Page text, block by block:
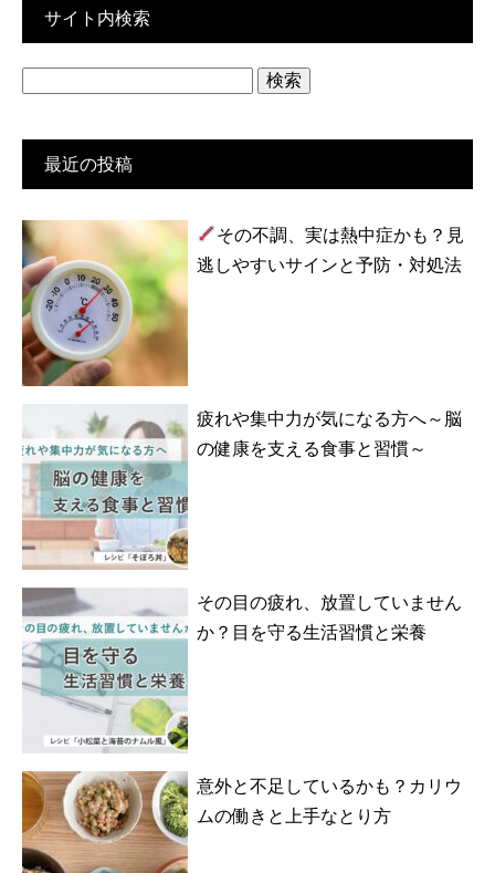
サイト内検索
最近の投稿
その不調、実は熱中症かも？見
逃しやすいサインと予防・対処法
疲れや集中力が気になる方へ～脳
の健康を支える食事と習慣～
その目の疲れ、放置していません
か？目を守る生活習慣と栄養
意外と不足しているかも？カリウ
ムの働きと上手なとり方